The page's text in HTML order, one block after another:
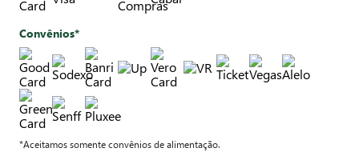
Convênios*
*Aceitamos somente convênios de alimentação.